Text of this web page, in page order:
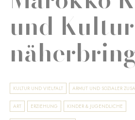
und Kultur
KULTUR UND VIELFALT ARMUT UND SOZIALER
ART ERZIEHUNG KINDER & JUGENDLICHE